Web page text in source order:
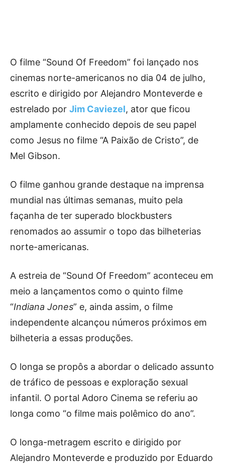
O filme “Sound Of Freedom” foi lançado nos
cinemas norte-americanos no dia 04 de julho,
escrito e dirigido por Alejandro Monteverde e
estrelado por Jim Caviezel, ator que ficou
amplamente conhecido depois de seu papel
como Jesus no filme “A Paixão de Cristo”, de
Mel Gibson.
O filme ganhou grande destaque na imprensa
mundial nas últimas semanas, muito pela
façanha de ter superado blockbusters
renomados ao assumir o topo das bilheterias
norte-americanas.
A estreia de “Sound Of Freedom” aconteceu em
meio a lançamentos como o quinto filme
“Indiana Jones” e, ainda assim, o filme
independente alcançou números próximos em
bilheteria a essas produções.
O longa se propôs a abordar o delicado assunto
de tráfico de pessoas e exploração sexual
infantil. O portal Adoro Cinema se referiu ao
longa como “o filme mais polêmico do ano”.
O longa-metragem escrito e dirigido por
Alejandro Monteverde e produzido por Eduardo